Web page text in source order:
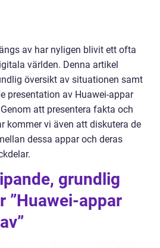
av har nyligen blivit ett ofta
världen. Denna artikel
översikt av situationen samt
presentation av Huawei-appar
att presentera fakta och
kommer vi även att diskutera de
dessa appar och deras
grundlig
”Huawei-appar